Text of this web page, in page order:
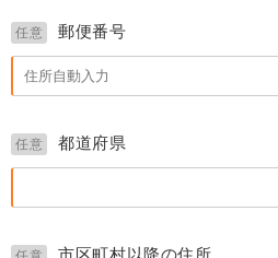
任意 郵便番号
任意 都道府県
市区町村以降の住所